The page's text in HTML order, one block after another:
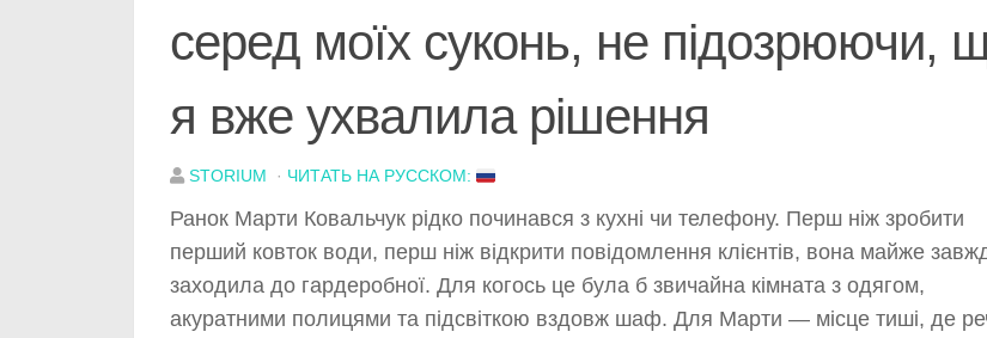
серед моїх суконь, не підозрюючи,
я вже ухвалила рішення
STORIUM · ЧИТАТЬ НА РУССКОМ:
Ранок Марти Ковальчук рідко починався з кухні чи телефону. Перш ніж зробити
перший ковток води, перш ніж відкрити повідомлення клієнтів, вона майже
заходила до гардеробної. Для когось це була б звичайна кімната з одягом,
акуратними полицями та підсвіткою вздовж шаф. Для Марти — місце тиші, де